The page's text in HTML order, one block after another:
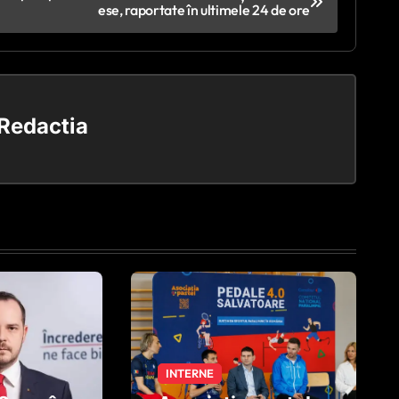
ese, raportate în ultimele 24 de ore
INTERNE